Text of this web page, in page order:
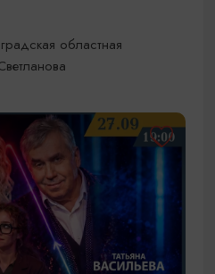
областная